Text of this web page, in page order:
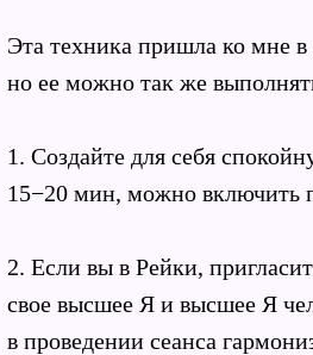
Эта техника пришла ко мне
но ее можно так же
1. Создайте для себя
15−20 мин, можно включить
2. Если вы в Рейки,
свое высшее Я и высшее Я
в проведении сеанса